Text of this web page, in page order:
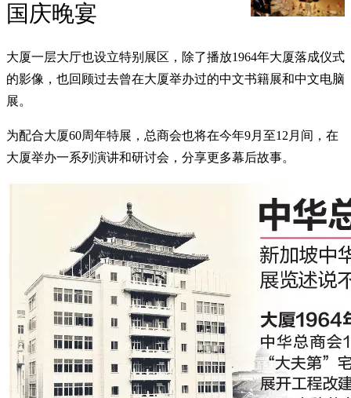
国庆晚宴
大厦一层大厅也设立特别展区，除了播放1964年大厦落成仪式
的影像，也回顾过去曾在大厦举办过的中文书籍展和中文电脑
展。
为配合大厦60周年特展，总商会也将在今年9月至12月间，在
大厦举办一系列演讲和研讨会，分享更多幕后故事。